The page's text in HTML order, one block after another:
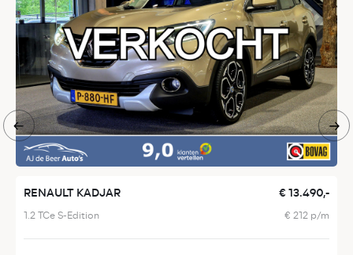
RENAULT KADJAR
1.2 TCe S-Edition
€ 13.490,-
€ 212 p/m